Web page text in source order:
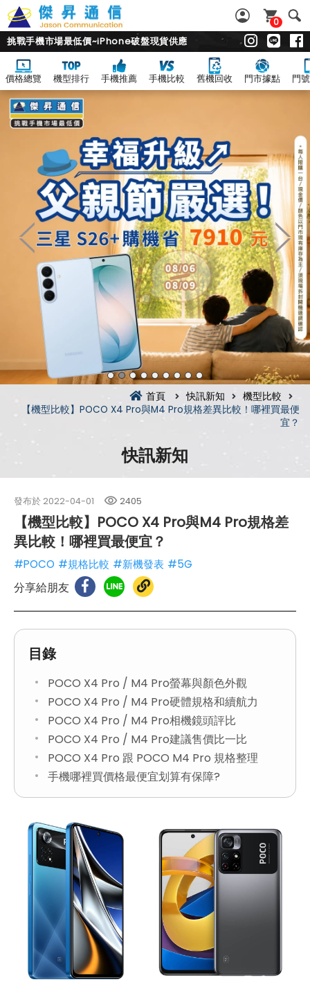
0
挑戰手機市場最低價~iPhone破盤現貨供應
價格總覽 機型排行 手機推薦 手機比較 舊機回收 門市據點 門
首頁 快訊新知
機型比較
【機型比較】POCO X4 Pro與M4 Pro規格差異比較！哪裡買最便
宜？
快訊新知
發布於 2022-04-01 2405
【機型比較】POCO X4 Pro與M4 Pro規格差
異比較！哪裡買最便宜？
#POCO #規格比較 #新機發表 #5G
分享給朋友
目錄
POCO X4 Pro / M4 Pro螢幕與顏色外觀
POCO X4 Pro / M4 Pro硬體規格和續航力
POCO X4 Pro / M4 Pro相機鏡頭評比
POCO X4 Pro / M4 Pro建議售價比一比
POCO X4 Pro 跟 POCO M4 Pro 規格整理
手機哪裡買價格最便宜划算有保障?